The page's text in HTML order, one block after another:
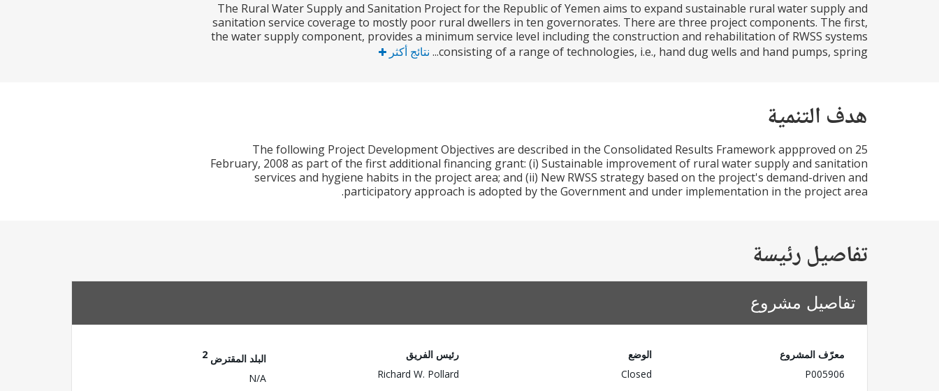
The Rural Water Supply and Sanitation Project for the Republic of Yemen aims to expand sustainable rural water supply and
sanitation service coverage to mostly poor rural dwellers in ten governorates. There are three project components. The first,
the water supply component, provides a minimum service level including the construction and rehabilitation of RWSS systems
consisting of a range of technologies, i.e., hand dug wells and hand pumps, spring...
نتائج أكثر
هدف التنمية
The following Project Development Objectives are described in the Consolidated Results Framework appproved on 25
February, 2008 as part of the first additional financing grant: (i) Sustainable improvement of rural water supply and sanitation
services and hygiene habits in the project area; and (ii) New RWSS strategy based on the project's demand-driven and
participatory approach is adopted by the Government and under implementation in the project area.
تفاصيل رئيسة
تفاصيل مشروع
معرّف المشروع
P005906
الوضع
Closed
رئيس الفريق
Richard W. Pollard
البلد المقترض 2
N/A